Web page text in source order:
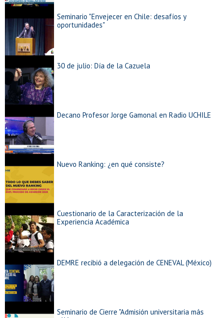
Seminario "Envejecer en Chile: desafíos y
oportunidades"
30 de julio: Día de la Cazuela
Decano Profesor Jorge Gamonal en Radio UCHILE
Nuevo Ranking: ¿en qué consiste?
Cuestionario de la Caracterización de la
Experiencia Académica
DEMRE recibió a delegación de CENEVAL (México)
Seminario de Cierre "Admisión universitaria más